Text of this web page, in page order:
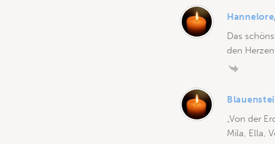
Das
den
„Von der
Mila, Ella,